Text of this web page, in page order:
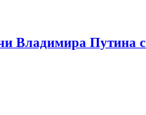
Владимира Путина